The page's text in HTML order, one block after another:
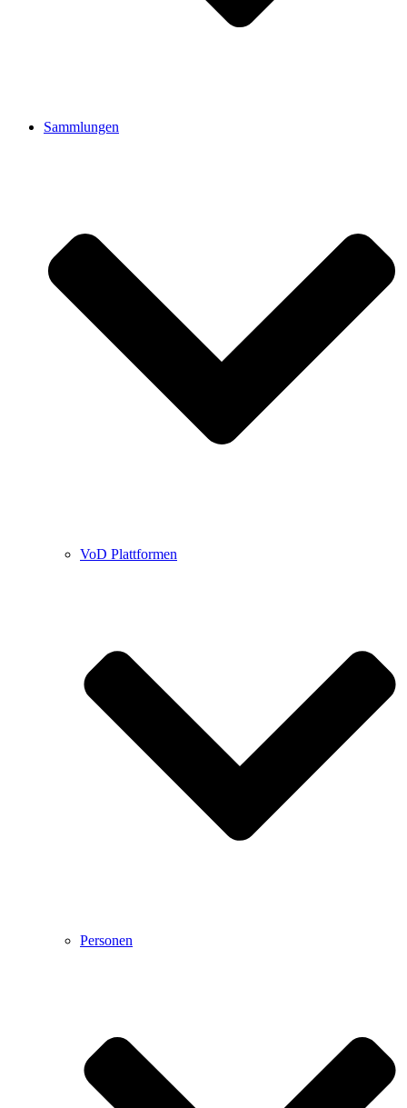
Sammlungen
VoD Plattformen
Personen